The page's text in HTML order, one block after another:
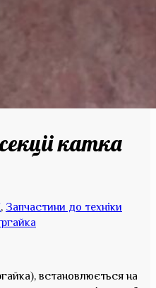
катка
,Запчастини до техніки
встановлюється на